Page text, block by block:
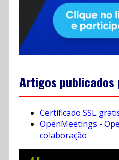
Artigos publicados
Certificado SSL
OpenMeetings -
colaboração